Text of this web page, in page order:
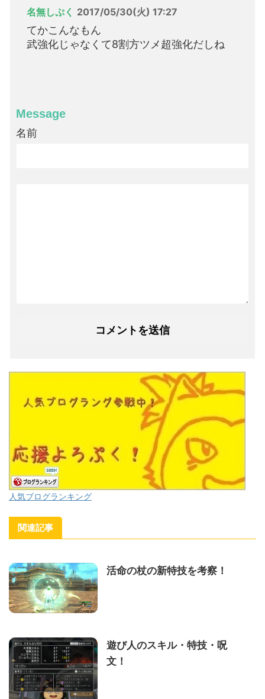
名無しぷく 2017/05/30(火) 17:27
てかこんなもん
武強化じゃなくて8割方ツメ超強化だしね
Message
名前
人気ブログランキング
関連記事
活命の杖の新特技を考察！
遊び人のスキル・特技・呪
文！